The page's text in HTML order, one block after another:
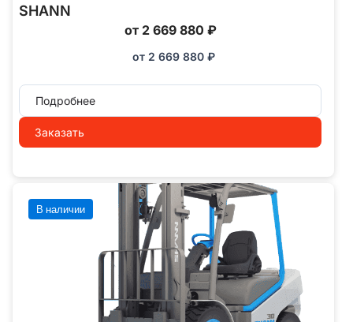
SHANN
от 2 669 880 ₽
от 2 669 880 ₽
Подробнее
Заказать
В наличии